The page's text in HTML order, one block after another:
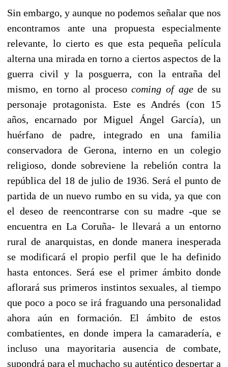
Sin embargo, y aunque no podemos señalar que nos
encontramos ante una propuesta especialmente
relevante, lo cierto es que esta pequeña película
alterna una mirada en torno a ciertos aspectos de la
guerra civil y la posguerra, con la entraña del
mismo, en torno al procesocoming of agede su
personaje protagonista. Este es Andrés (con 15
años, encarnado por Miguel Ángel García), un
huérfano de padre, integrado en una familia
conservadora de Gerona, interno en un colegio
religioso, donde sobreviene la rebelión contra la
república del 18 de julio de 1936. Será el punto de
partida de un nuevo rumbo en su vida, ya que con
el deseo de reencontrarse con su madre -que se
encuentra en La Coruña- le llevará a un entorno
rural de anarquistas, en donde manera inesperada
se modificará el propio perfil que le ha definido
hasta entonces. Será ese el primer ámbito donde
aflorará sus primeros instintos sexuales, al tiempo
que poco a poco se irá fraguando una personalidad
ahora aún en formación. El ámbito de estos
combatientes, en donde impera la camaradería, e
incluso una mayoritaria ausencia de combate,
supondrá para el muchacho su auténtico despertar a